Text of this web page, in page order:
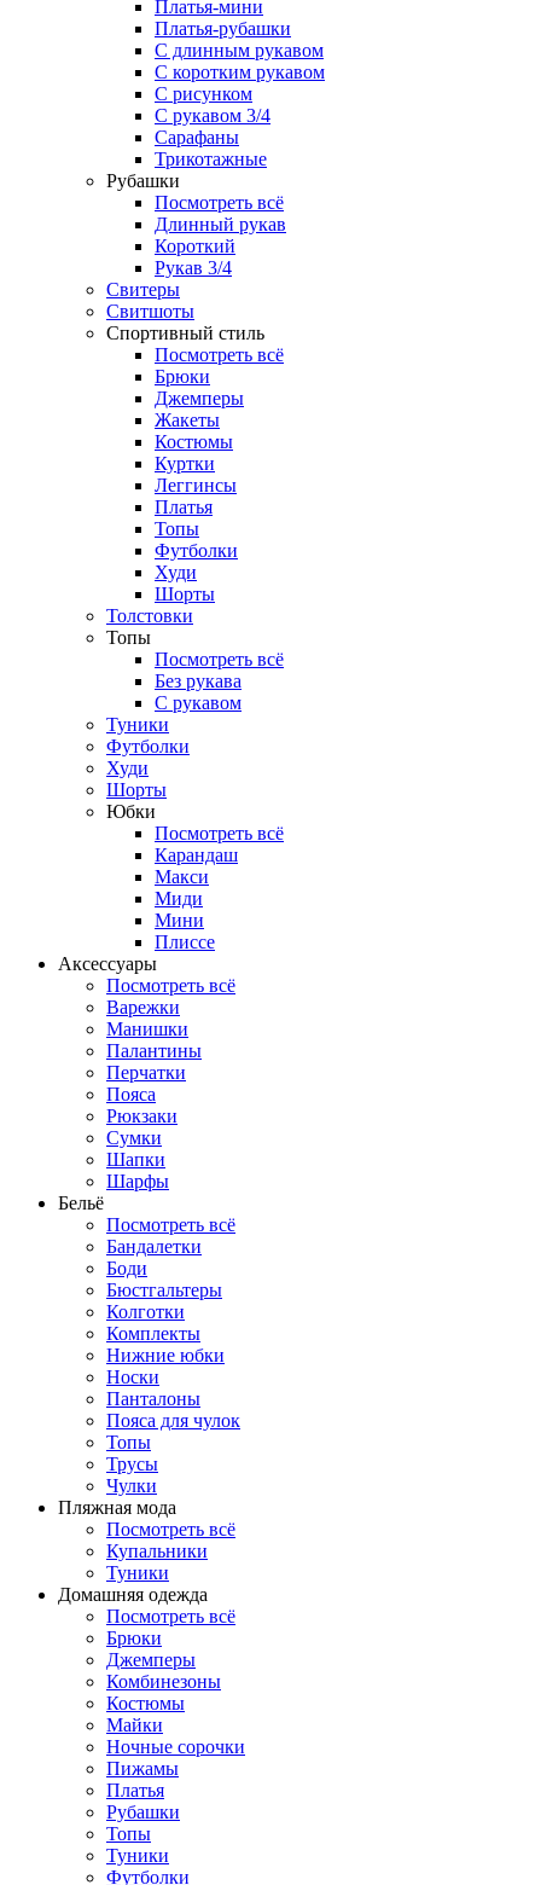
Платья-мини
Платья-рубашки
С длинным рукавом
С коротким рукавом
С рисунком
С рукавом 3/4
Сарафаны
Трикотажные
Рубашки
Посмотреть всё
Длинный рукав
Короткий
Рукав 3/4
Свитеры
Свитшоты
Спортивный стиль
Посмотреть всё
Брюки
Джемперы
Жакеты
Костюмы
Куртки
Леггинсы
Платья
Топы
Футболки
Худи
Шорты
Толстовки
Топы
Посмотреть всё
Без рукава
С рукавом
Туники
Футболки
Худи
Шорты
Юбки
Посмотреть всё
Карандаш
Макси
Миди
Мини
Плиссе
Аксессуары
Посмотреть всё
Варежки
Манишки
Палантины
Перчатки
Пояса
Рюкзаки
Сумки
Шапки
Шарфы
Бельё
Посмотреть всё
Бандалетки
Боди
Бюстгальтеры
Колготки
Комплекты
Нижние юбки
Носки
Панталоны
Поясa для чулок
Топы
Трусы
Чулки
Пляжная мода
Посмотреть всё
Купальники
Туники
Домашняя одежда
Посмотреть всё
Брюки
Джемперы
Комбинезоны
Костюмы
Майки
Ночные сорочки
Пижамы
Платья
Рубашки
Топы
Туники
Футболки